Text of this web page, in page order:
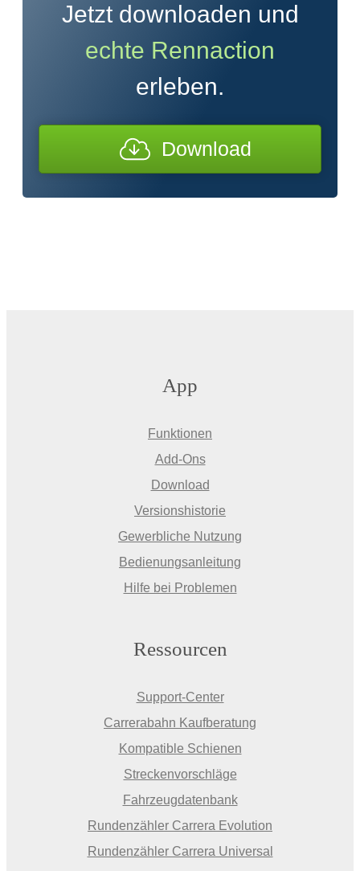
Jetzt downloaden und
echte Rennaction
erleben.
Download
App
Funktionen
Add-Ons
Download
Versionshistorie
Gewerbliche Nutzung
Bedienungsanleitung
Hilfe bei Problemen
Ressourcen
Support-Center
Carrerabahn Kaufberatung
Kompatible Schienen
Streckenvorschläge
Fahrzeugdatenbank
Rundenzähler Carrera Evolution
Rundenzähler Carrera Universal